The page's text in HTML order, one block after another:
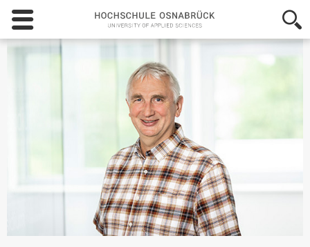
Hochschule
Osnabrück
-
University